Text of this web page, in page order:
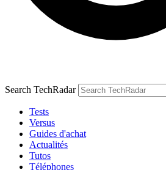
Search TechRadar
Tests
Versus
Guides d'achat
Actualités
Tutos
Téléphones